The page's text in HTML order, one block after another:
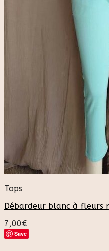
Tops
Débardeur blanc à fleurs
7,00€
Save